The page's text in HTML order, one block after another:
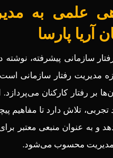
out
علمی به
آریا پارسا
سازمانی پیشرفته، نوشته
مدیریت رفتار سازمانی
بر رفتار کارکنان
تجربی، تلاش دارد تا مفاهیم
دهد و به عنوان منبعی معتبر
محسوب می‌شود.